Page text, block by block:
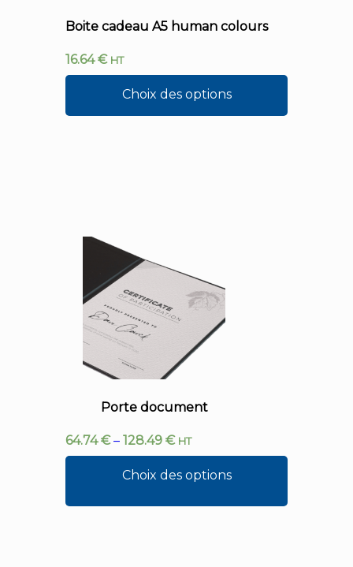
Boite cadeau A5 human colours
16.64€ HT
Choix des options
Porte document
64.74€– 128.49 € HT
Choix des options